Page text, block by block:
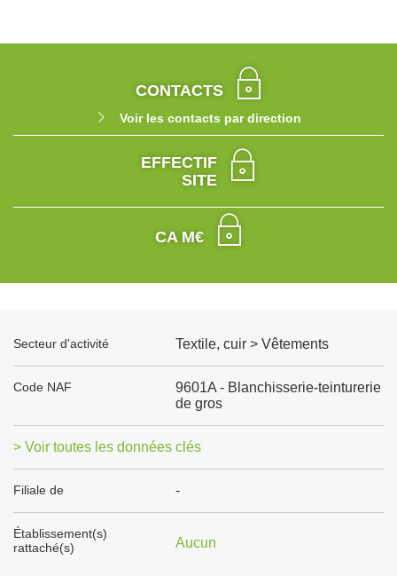
CONTACTS
Voir les contacts par direction
EFFECTIF
SITE
CA M€
Secteur d'activité Textile, cuir > Vêtements
Code NAF
9601A - Blanchisserie-teinturerie
de gros
> Voir toutes les données clés
Filiale de -
Établissement(s)
rattaché(s)
Aucun